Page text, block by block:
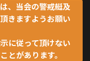
、当会の警戒艇及
きますようお願い
に従って頂けない
とがあります。